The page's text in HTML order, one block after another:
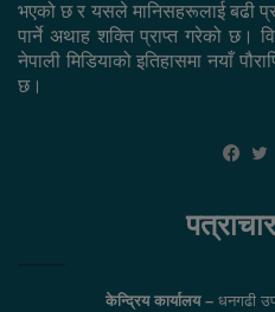
भएको छ र यसले मानिसहरूलाई बढी
पार्ने अथाह शक्ति प्राप्त गरेको छ।
नेपाली मिडियाको इतिहासमा नयाँ
छ।
केन्द्रिय कार्यालय –धनगढी